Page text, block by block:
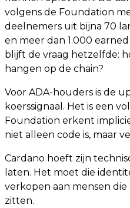
volgens de Foundation
deelnemers uit bijna 70
en meer dan 1.000
blijft de vraag hetzelfde:
hangen op de chain?
Voor ADA-houders is de
koerssignaal. Het is een
Foundation erkent
niet alleen code is, maar
Cardano hoeft zijn
laten. Het moet die
verkopen aan mensen
zitten.